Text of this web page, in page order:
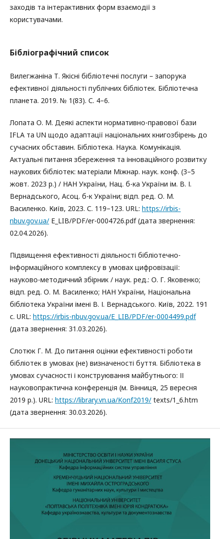
заходів та інтерактивних форм взаємодії з
користувачами.
Бібліографічний список
Вилегжаніна Т. Якісні бібліотечні послуги – запорука
ефективної діяльності публічних бібліотек. Бібліотечна
планета. 2019. № 1(83). С. 4–6.
Лопата О. М. Деякі аспекти нормативно-правової бази
IFLA та UN щодо адаптації національних книгозбірень до
сучасних обставин. Бібліотека. Наука. Комунікація.
Актуальні питання збереження та інноваційного розвитку
наукових бібліотек: матеріали Міжнар. наук. конф. (3–5
жовт. 2023 р.) / НАН України, Нац. б-ка України ім. В. І.
Вернадського, Асоц. б-к України; відп. ред. О. М.
Василенко. Київ, 2023. С. 119–123. URL: https://irbis-
nbuv.gov.ua/ E_LIB/PDF/er-0004726.pdf (дата звернення:
02.04.2026).
Підвищення ефективності діяльності бібліотечно-
інформаційного комплексу в умовах цифровізації:
науково-методичний збірник / наук. ред.: О. Г. Яковенко;
відп. ред. О. М. Василенко; НАН України, Національна
бібліотека України імені В. І. Вернадського. Київ, 2022. 191
с. URL: https://irbis-nbuv.gov.ua/E_LIB/PDF/er-0004499.pdf
(дата звернення: 31.03.2026).
Слотюк Г. М. До питання оцінки ефективності роботи
бібліотек в умовах (не) визначеності буття. Бібліотека в
умовах сучасності і конструювання майбутнього: ІІ
науковопрактична конференція (м. Вінниця, 25 вересня
2019 р.). URL: https://library.vn.ua/Konf2019/ texts/1_6.htm
(дата звернення: 30.03.2026).